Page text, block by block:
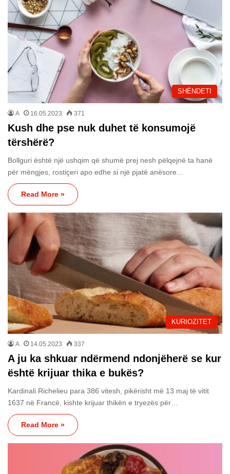
SHËNDETI
A 16.05.2023 371
Kush dhe pse nuk duhet të konsumojë
tërshërë?
Bollguri është një ushqim që shumë prej nesh pëlqejnë ta hanë
për mëngjes, rostiçeri apo edhe si një pjatë anësore…
Read More »
KURIOZITET
A 14.05.2023 337
A ju ka shkuar ndërmend ndonjëherë se kur
është krijuar thika e bukës?
Kardinali Richelieu para 386 vitesh, pikërisht më 13 maj të vitit
1637 në Francë, kishte krijuar thikën e tryezës për…
Read More »